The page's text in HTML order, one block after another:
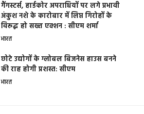
गैंगस्टर्स, हार्डकोर अपराधियों पर लगे प्रभावी
अंकुश नशे के कारोबार में लिप्त गिरोहों के
विरूद्ध हो सख्त एक्शन : सीएम शर्मा
भारत
छोटे उद्योगों के ग्लोबल बिजनेस हाउस बनने
की राह होगी प्रशस्त: सीएम
भारत